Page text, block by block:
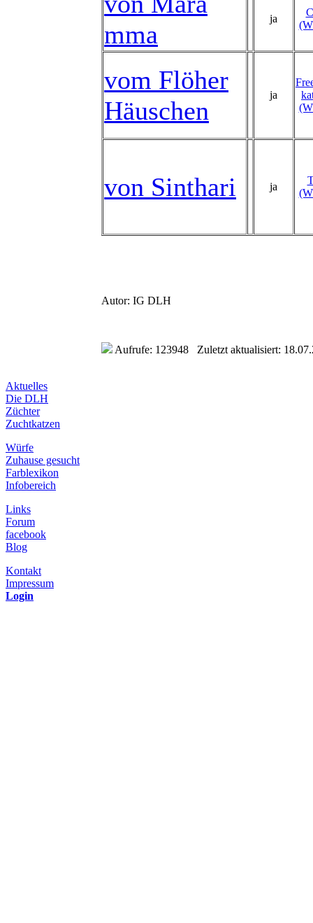
mma
ja
vom Flöher
Häuschen
ja
von Sinthari ja
Autor: IG DLH
Aufrufe: 123948 Zuletzt aktualisiert:
Aktuelles
Die DLH
Züchter
Zuchtkatzen
Würfe
Zuhause gesucht
Farblexikon
Infobereich
Links
Forum
facebook
Blog
Kontakt
Impressum
Login